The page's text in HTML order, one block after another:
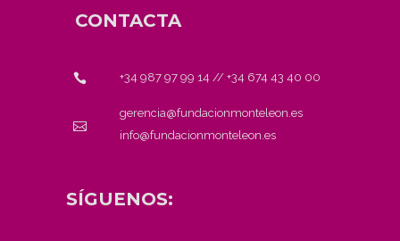
CONTACTA
+34 987 97 99 14 // +34 674 43 40 00
gerencia@fundacionmonteleon.es
info@fundacionmonteleon.es
SÍGUENOS: